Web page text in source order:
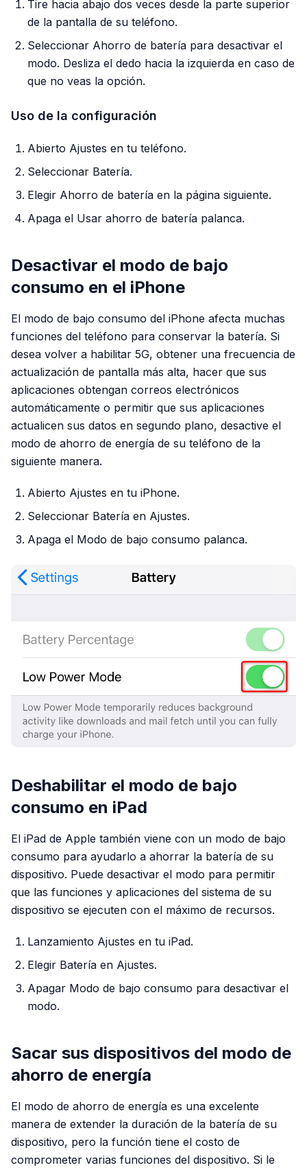
Tire hacia abajo dos veces desde la parte superior
de la pantalla de su teléfono.
Seleccionar Ahorro de batería para desactivar el
modo. Desliza el dedo hacia la izquierda en caso de
que no veas la opción.
Uso de la configuración
Abierto Ajustes en tu teléfono.
Seleccionar Batería.
Elegir Ahorro de batería en la página siguiente.
Apaga el Usar ahorro de batería palanca.
Desactivar el modo de bajo
consumo en el iPhone
El modo de bajo consumo del iPhone afecta muchas
funciones del teléfono para conservar la batería. Si
desea volver a habilitar 5G, obtener una frecuencia de
actualización de pantalla más alta, hacer que sus
aplicaciones obtengan correos electrónicos
automáticamente o permitir que sus aplicaciones
actualicen sus datos en segundo plano, desactive el
modo de ahorro de energía de su teléfono de la
siguiente manera.
Abierto Ajustes en tu iPhone.
Seleccionar Batería en Ajustes.
Apaga el Modo de bajo consumo palanca.
Deshabilitar el modo de bajo
consumo en iPad
El iPad de Apple también viene con un modo de bajo
consumo para ayudarlo a ahorrar la batería de su
dispositivo. Puede desactivar el modo para permitir
que las funciones y aplicaciones del sistema de su
dispositivo se ejecuten con el máximo de recursos.
Lanzamiento Ajustes en tu iPad.
Elegir Batería en Ajustes.
Apagar Modo de bajo consumo para desactivar el
modo.
Sacar sus dispositivos del modo de
ahorro de energía
El modo de ahorro de energía es una excelente
manera de extender la duración de la batería de su
dispositivo, pero la función tiene el costo de
comprometer varias funciones del dispositivo. Si le